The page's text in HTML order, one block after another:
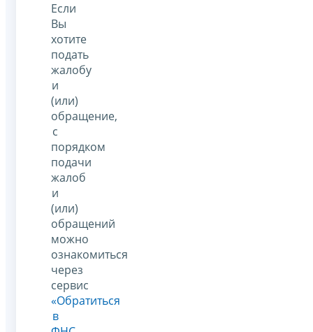
Если
Вы
хотите
подать
жалобу
и
(или)
обращение,
с
порядком
подачи
жалоб
и
(или)
обращений
можно
ознакомиться
через
сервис
«Обратиться
в